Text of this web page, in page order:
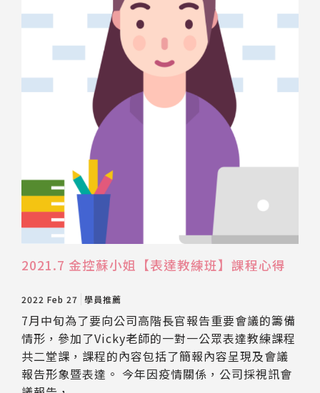
2021.7 金控蘇小姐【表達教練班】課程心得
2022 Feb 27 學員推薦
7月中旬為了要向公司高階長官報告重要會議的籌備
情形，參加了Vicky老師的一對一公眾表達教練課程
共二堂課，課程的內容包括了簡報內容呈現及會議
報告形象暨表達。 今年因疫情關係，公司採視訊會